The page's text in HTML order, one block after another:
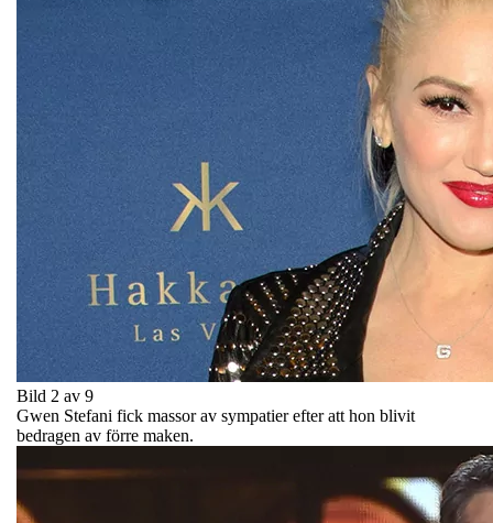
Bild 2 av 9
Gwen Stefani fick massor av sympatier efter att hon blivit
bedragen av förre maken.